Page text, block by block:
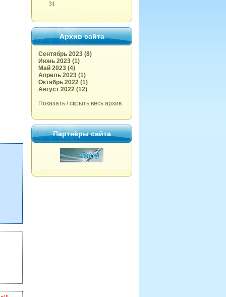
31
Архив сайта
Сентябрь 2023 (8)
Июнь 2023 (1)
Май 2023 (4)
Апрель 2023 (1)
Октябрь 2022 (1)
Август 2022 (12)
Показать / скрыть весь архив
Партнёры сайта